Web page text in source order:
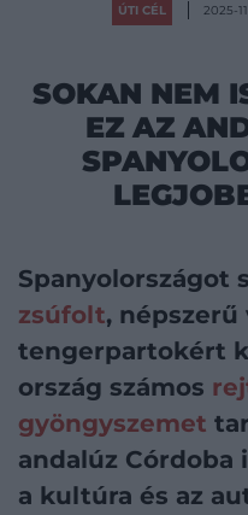
ÚTI CÉL 2025-
SOKAN NEM
EZ AZ
Spanyolországot
zsúfolt, népszerű
tengerpartokért
ország számos
gyöngyszemet
andalúz Córdoba
a kultúra és az